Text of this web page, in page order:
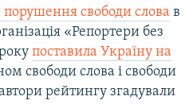
порушення свободи слова в
«Репортери без
поставила Україну на
свободи слова і свободи
рейтингу згадували